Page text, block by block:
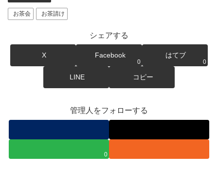
お茶会 お茶請け
シェアする
X Facebook
0
はてブ
0
LINE コピー
管理人をフォローする
0